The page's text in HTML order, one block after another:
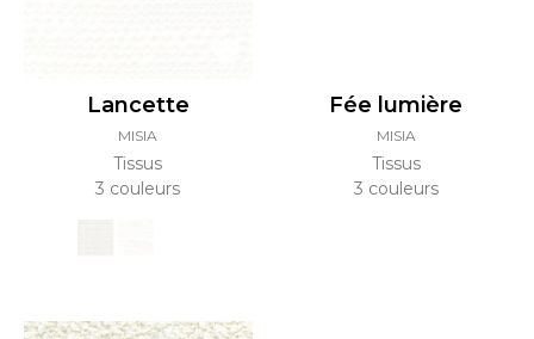
Lancette
MISIA
Tissus
3 couleurs
Fée lumière
MISIA
Tissus
3 couleurs